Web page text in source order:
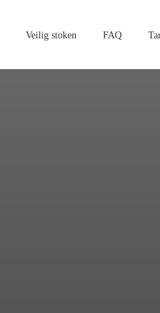
Veilig stoken FAQ